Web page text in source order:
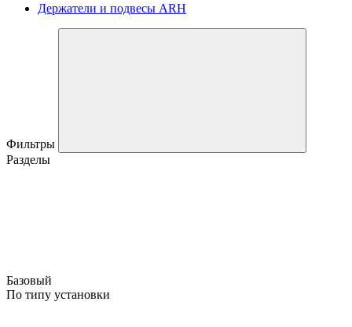
Держатели и подвесы ARH
Фильтры
Разделы
Базовый
По типу установки